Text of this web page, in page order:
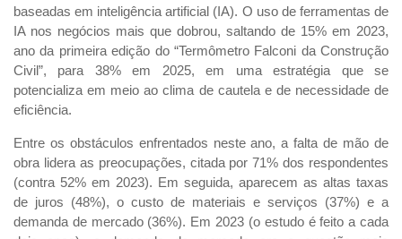
baseadas em inteligência artificial (IA). O uso de ferramentas de
IA nos negócios mais que dobrou, saltando de 15% em 2023,
ano da primeira edição do “Termômetro Falconi da Construção
Civil”, para 38% em 2025, em uma estratégia que se
potencializa em meio ao clima de cautela e de necessidade de
eficiência.
Entre os obstáculos enfrentados neste ano, a falta de mão de
obra lidera as preocupações, citada por 71% dos respondentes
(contra 52% em 2023). Em seguida, aparecem as altas taxas
de juros (48%), o custo de materiais e serviços (37%) e a
demanda de mercado (36%). Em 2023 (o estudo é feito a cada